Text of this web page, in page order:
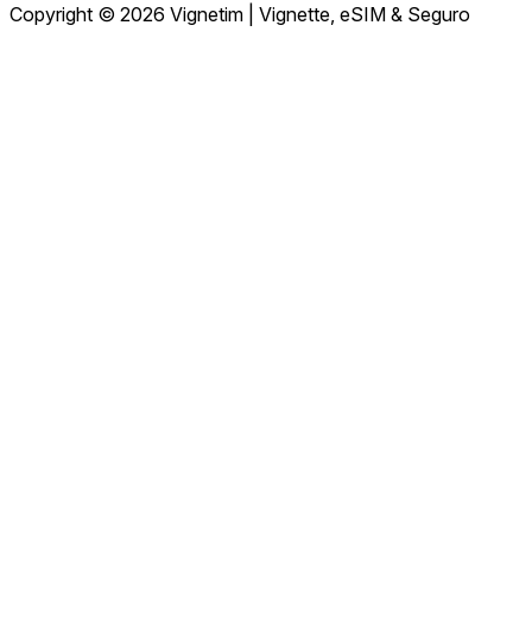
Copyright © 2026 Vignetim | Vignette, eSIM & Seguro